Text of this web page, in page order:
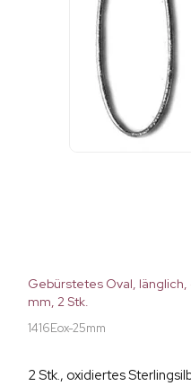
Gebürstetes Oval, länglich,
mm, 2 Stk.
1416Eox-25mm
2 Stk., oxidiertes